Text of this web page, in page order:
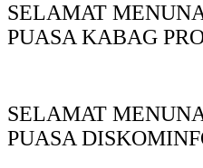
SELAMAT
PUASA KABAG
SELAMAT
PUASA